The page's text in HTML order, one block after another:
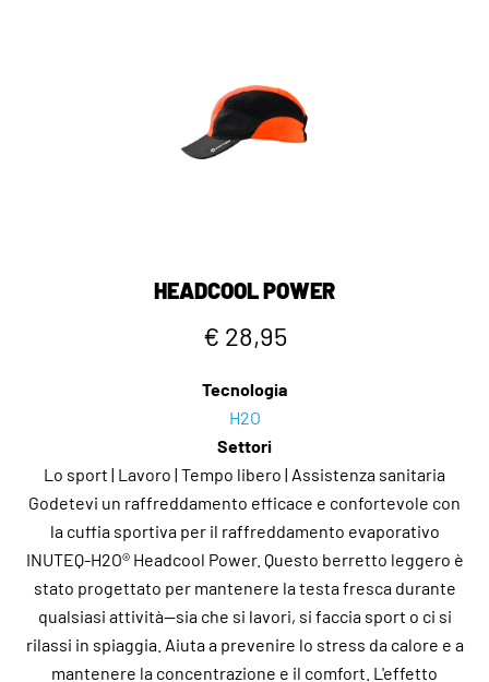
HEADCOOL POWER
€ 28,95
Tecnologia
H2O
Settori
Lo sport | Lavoro | Tempo libero | Assistenza sanitaria
Godetevi un raffreddamento efficace e confortevole con
la cuffia sportiva per il raffreddamento evaporativo
INUTEQ-H2O® Headcool Power. Questo berretto leggero è
stato progettato per mantenere la testa fresca durante
qualsiasi attività—sia che si lavori, si faccia sport o ci si
rilassi in spiaggia. Aiuta a prevenire lo stress da calore e a
mantenere la concentrazione e il comfort. L'effetto